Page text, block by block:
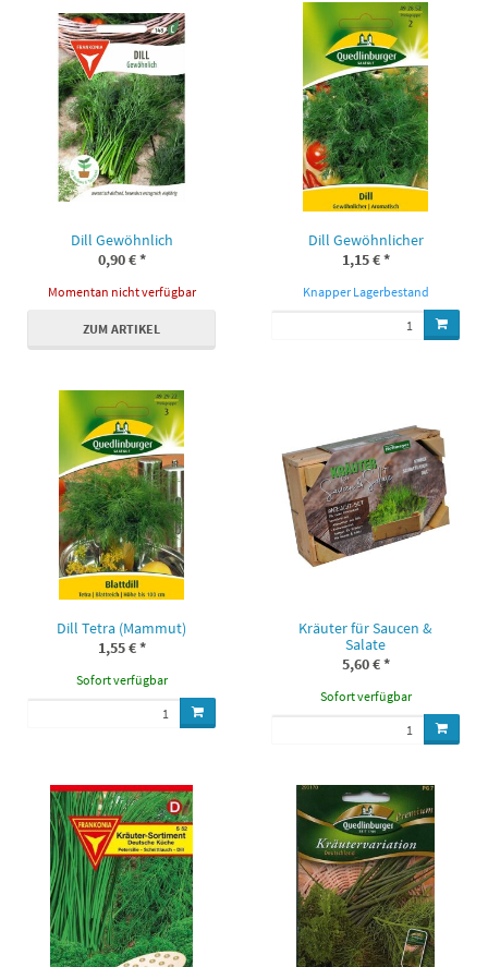
Dill Gewöhnlich
0,90 €*
Momentan nicht verfügbar
ZUM ARTIKEL
Dill Gewöhnlicher
1,15 €*
Knapper Lagerbestand
Dill Tetra (Mammut)
1,55 €*
Sofort verfügbar
Kräuter für Saucen &
Salate
5,60 €*
Sofort verfügbar